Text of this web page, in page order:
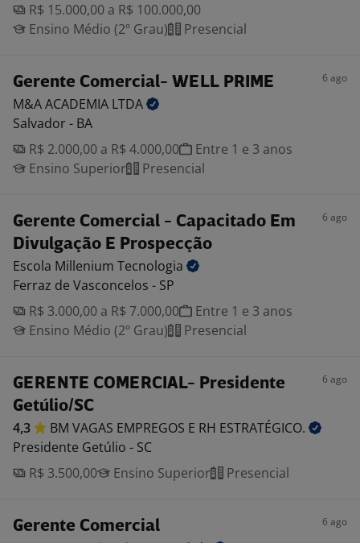
R$ 15.000,00 a R$ 100.000,00
Ensino Médio (2º Grau)
Presencial
Gerente Comercial- WELL PRIME 6 ago
M&A ACADEMIA LTDA
Salvador - BA
R$ 2.000,00 a R$ 4.000,00
Entre 1 e 3 anos
Ensino Superior
Presencial
Gerente Comercial - Capacitado Em
Divulgação E Prospecção
6 ago
Escola Millenium Tecnologia
Ferraz de Vasconcelos - SP
R$ 3.000,00 a R$ 7.000,00
Entre 1 e 3 anos
Ensino Médio (2º Grau)
Presencial
GERENTE COMERCIAL- Presidente
Getúlio/SC
6 ago
4,3 BM VAGAS EMPREGOS E RH ESTRATÉGICO.
Presidente Getúlio - SC
R$ 3.500,00
Ensino Superior Presencial
Gerente Comercial 6 ago